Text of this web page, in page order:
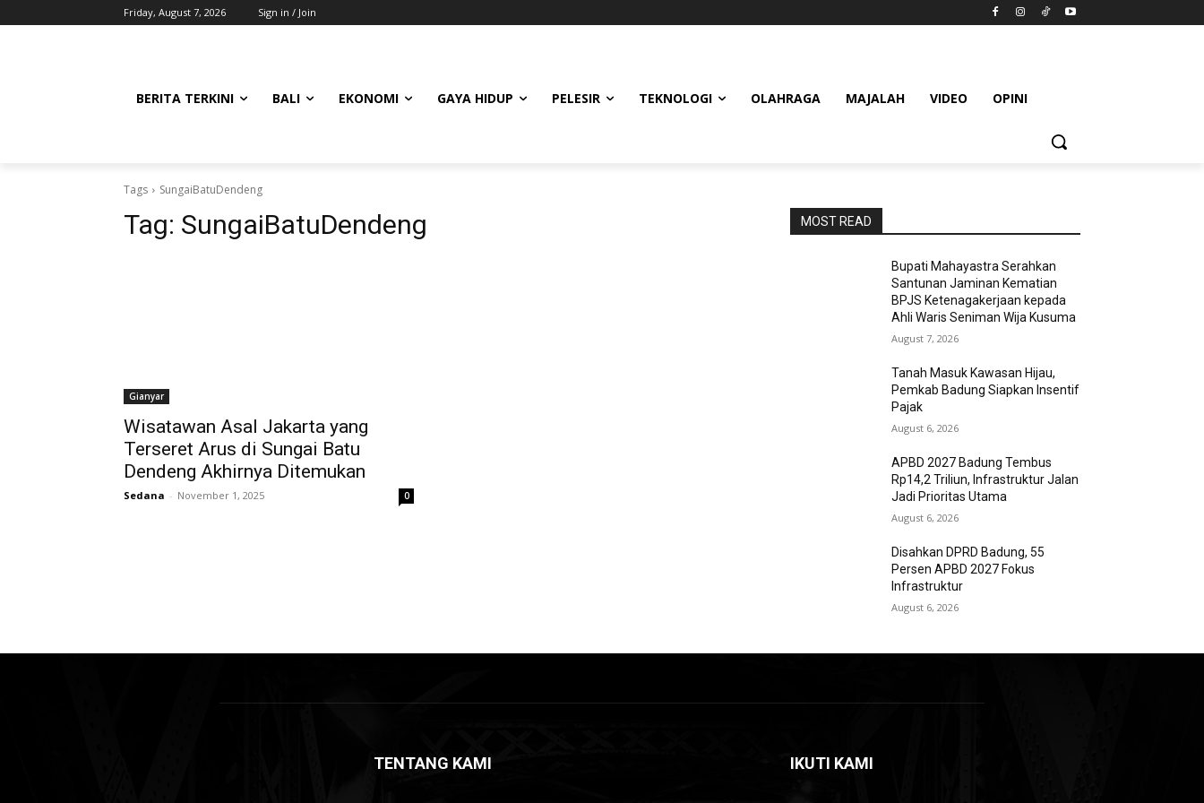
Friday, August 7, 2026 Sign in / Join
BERITA TERKINI BALI EKONOMI GAYA HIDUP PELESIR TEKNOLOGI OLAHRAGA MAJALAH VIDEO OPINI
Tags SungaiBatuDendeng
Tag: SungaiBatuDendeng
Gianyar
Wisatawan Asal Jakarta yang
Terseret Arus di Sungai Batu
Dendeng Akhirnya Ditemukan
Sedana - November 1, 2025 0
MOST READ
Bupati Mahayastra Serahkan
Santunan Jaminan Kematian
BPJS Ketenagakerjaan kepada
Ahli Waris Seniman Wija Kusuma
August 7, 2026
Tanah Masuk Kawasan Hijau,
Pemkab Badung Siapkan Insentif
Pajak
August 6, 2026
APBD 2027 Badung Tembus
Rp14,2 Triliun, Infrastruktur Jalan
Jadi Prioritas Utama
August 6, 2026
Disahkan DPRD Badung, 55
Persen APBD 2027 Fokus
Infrastruktur
August 6, 2026
TENTANG KAMI IKUTI KAMI